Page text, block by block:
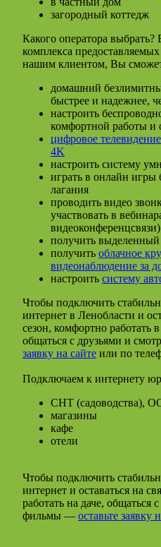
загородный коттедж
Какого оператора выбрать?
комплекса
нашим клиентом, Вы
домашний
быстрее и надежнее,
настроить
комфортной работы и
цифровое
4K
настроить систему
играть в онлайн игры
лагания
проводить видео
участвовать в
видеоконференцсвязи)
получить выделенный
получить облачное
видеонаблюдение за
настроить систему
Чтобы подключить
интернет в Ленобласти и
сезон, комфортно работать
общаться с друзьями и
заявку на сайте или по
Подключаем к интернету
СНТ (садоводства),
магазины
кафе
отели
Чтобы подключить
интернет и оставаться на
работать на даче, общаться
фильмы — оставьте заявку